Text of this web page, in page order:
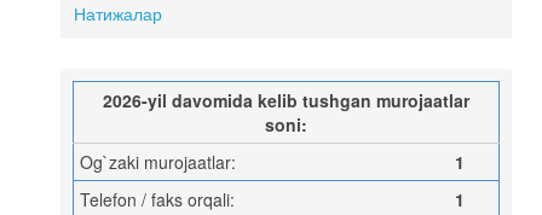
Натижалар
2026-yil davomida kelib tushgan murojaatlar
soni:
Og`zaki murojaatlar:
1
Telefon / faks orqali:
1